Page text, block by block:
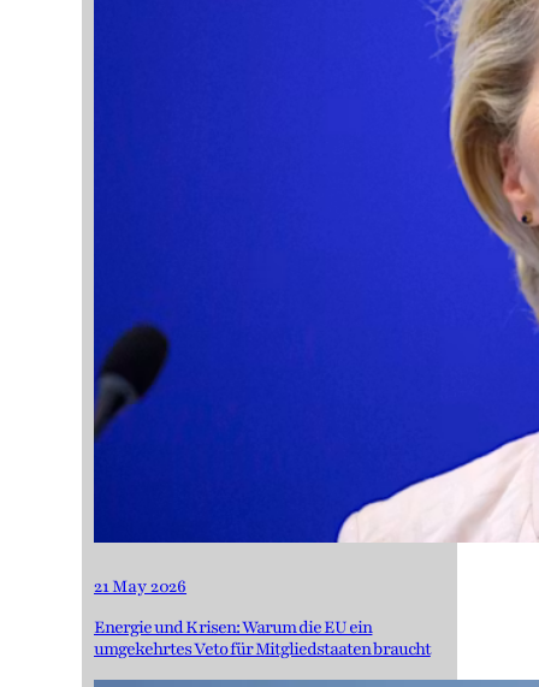
21 May 2026
Energie und Krisen: Warum die EU ein
umgekehrtes Veto für Mitgliedstaaten braucht